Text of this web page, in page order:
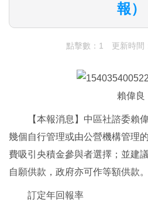
報）
點擊數：1 更新時間
賴偉良
【本報消息】中區社諮委賴偉
幾個自行管理或由公營機構管理
費吸引央積金參與者選擇；並建
自願供款，政府亦可作等額供款。
訂定年回報率